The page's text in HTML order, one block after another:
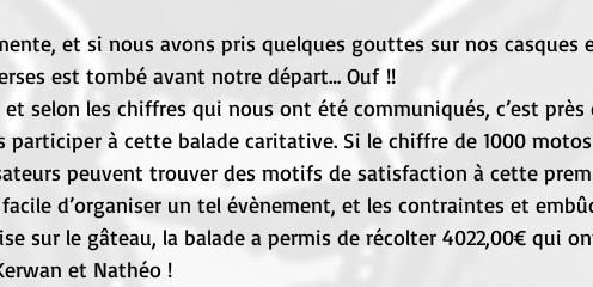
et si nous avons pris quelques gouttes sur nos casques
est tombé avant notre départ… Ouf !!
selon les chiffres qui nous ont été communiqués, c’est près
à cette balade caritative. Si le chiffre de 1000 motos
peuvent trouver des motifs de satisfaction à cette
d’organiser un tel évènement, et les contraintes et
sur le gâteau, la balade a permis de récolter 4022,00€ qui
et Nathéo !